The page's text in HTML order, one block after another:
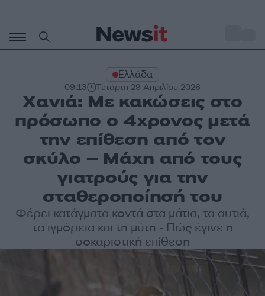
περιεχόμενο
Ελλάδα
09:13 Τετάρτη 29 Απριλίου 2026
Χανιά: Με κακώσεις στο
πρόσωπο ο 4χρονος μετά
την επίθεση από τον
σκύλο – Μάχη από τους
γιατρούς για την
σταθεροποίησή του
Φέρει κατάγματα κοντά στα μάτια, τα αυτιά,
τα ιγμόρεια και τη μύτη - Πώς έγινε η
σοκαριστική επίθεση